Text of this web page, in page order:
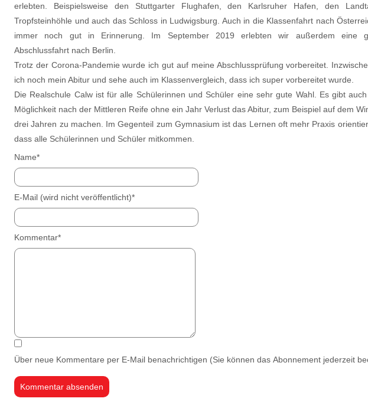
erlebten. Beispielsweise den Stuttgarter Flughafen, den Karlsruher Hafen, den
Tropfsteinhöhle und auch das Schloss in Ludwigsburg. Auch in die Klassenfahrt nach
immer noch gut in Erinnerung. Im September 2019 erlebten wir außerdem eine
Abschlussfahrt nach Berlin.
Trotz der Corona-Pandemie wurde ich gut auf meine Abschlussprüfung vorbereitet.
ich noch mein Abitur und sehe auch im Klassenvergleich, dass ich super vorbereitet wurde.
Die Realschule Calw ist für alle Schülerinnen und Schüler eine sehr gute Wahl. Es gibt
Möglichkeit nach der Mittleren Reife ohne ein Jahr Verlust das Abitur, zum Beispiel auf dem
drei Jahren zu machen. Im Gegenteil zum Gymnasium ist das Lernen oft mehr Praxis
dass alle Schülerinnen und Schüler mitkommen.
Pflichtfeld
Name*
Pflichtfeld
E-Mail (wird nicht veröffentlicht)*
Pflichtfeld
Kommentar*
Über neue Kommentare per E-Mail benachrichtigen (Sie können das Abonnement jederzeit